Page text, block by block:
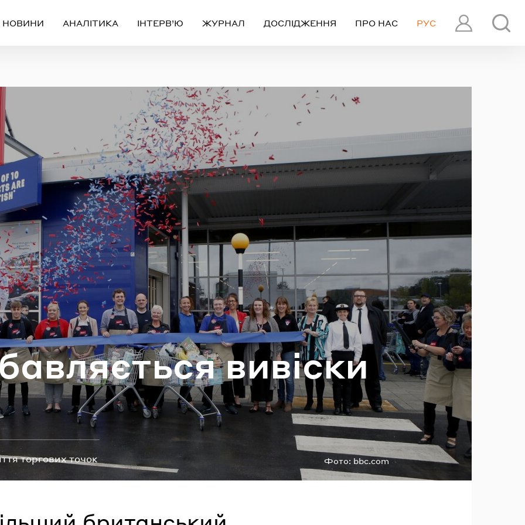
ПРОФІЛЬ
РУС
НОВИНИ АНАЛІТИКА ІНТЕРВ’Ю ЖУРНАЛ ДОСЛІДЖЕННЯ ПРО НАС
ви­ві­ски
торгових точок Фото: bbc.com
Реєстрація
ЧЕРЕЗ СОЦІАЛЬНІ МЕРЕЖІ
FACEBOOK GOOGLE
АБО
Забули пароль?
УВІЙТИ